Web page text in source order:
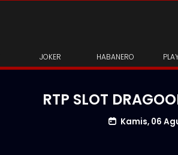
JOKER HABANERO
RTP SLOT
Kamis, 06